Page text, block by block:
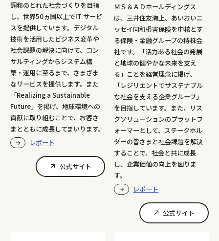
調和のとれた社会づくりを目指
し、世界50ヵ国以上でIT サービ
スを提供しています。デジタル
技術を活用したビジネス変革や
社会課題の解決に向けて、コン
サルティングからシステム構
築・運用に至るまで、さまざま
なサービスを提供します。また
「Realizing a Sustainable
Future」を掲げ、地球環境への
貢献に取り組むことで、お客さ
まとともに成長してまいります。
レポート
公式サイト
ＭＳ＆ＡＤホールディングス
は、三井住友海上、あいおいニ
ッセイ同和損害保険を中核とす
る保険・金融グループの持株会
社です。「活力ある社会の発展
と地球の健やかな未来を支え
る」ことを経営理念に掲げ、
「レジリエントでサステナブル
な社会を支える企業グループ」
を目指しています。また、リス
クソリューションのプラットフ
ォーマーとして、ステークホル
ダーの皆さまと社会課題を解決
することで、社会と共に成長
し、企業価値の向上を図りま
す。
レポート
公式サイト